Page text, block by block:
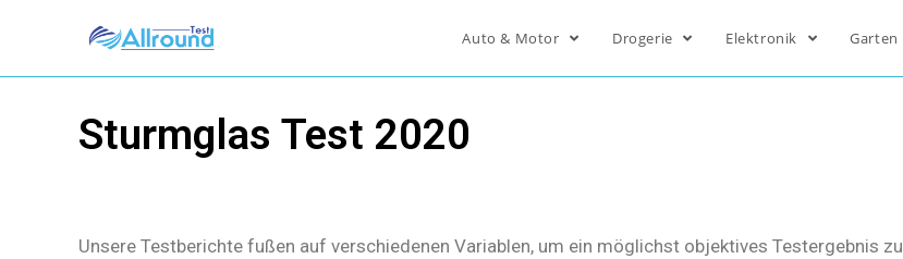
Auto & Motor Drogerie Elektronik Garten
Sturmglas Test 2020
Unsere Testberichte fußen auf verschiedenen Variablen, um ein möglichst objektives Testergebnis zu